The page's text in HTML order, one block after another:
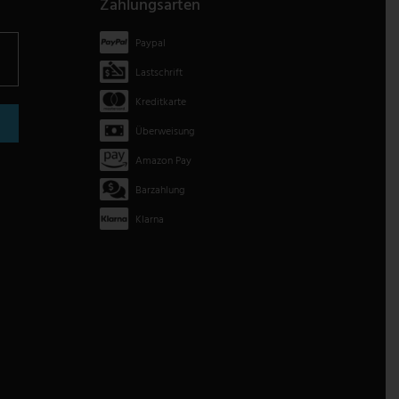
Zahlungsarten
Paypal
Lastschrift
Kreditkarte
Überweisung
Amazon Pay
Barzahlung
Klarna